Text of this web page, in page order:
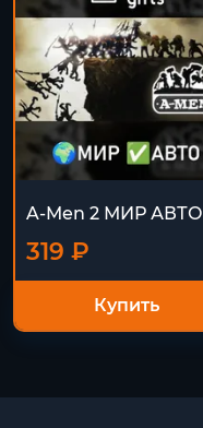
A-Men 2 МИР АВТО
319 ₽
Купить